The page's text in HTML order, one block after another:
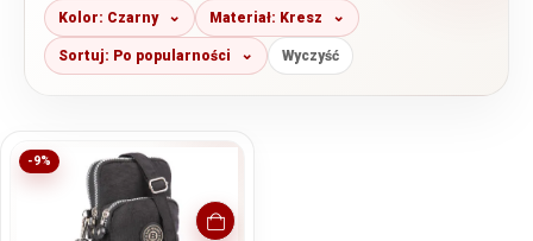
Kolor: Czarny Materiał: Kresz
Sortuj: Po popularności Wyczyść
-9%